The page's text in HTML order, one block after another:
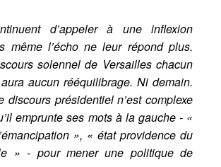
d’appeler à une inflexion
même l’écho ne leur répond plus.
solennel de Versailles chacun
aucun rééquilibrage. Ni demain.
discours présidentiel n’est complexe
emprunte ses mots à la gauche - «
», « état providence du
» - pour mener une politique de